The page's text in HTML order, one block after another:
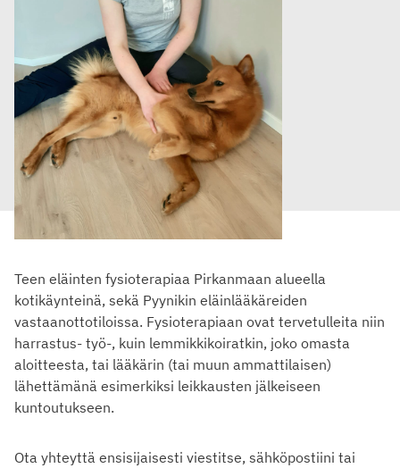
Teen eläinten fysioterapiaa Pirkanmaan alueella
kotikäynteinä, sekä Pyynikin eläinlääkäreiden
vastaanottotiloissa. Fysioterapiaan ovat tervetulleita niin
harrastus- työ-, kuin lemmikkikoiratkin, joko omasta
aloitteesta, tai lääkärin (tai muun ammattilaisen)
lähettämänä esimerkiksi leikkausten jälkeiseen
kuntoutukseen.
Ota yhteyttä ensisijaisesti viestitse, sähköpostiini tai